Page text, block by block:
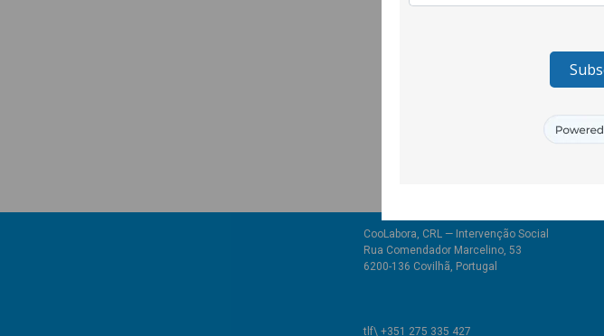
CooLabora, CRL — Intervenção Social
Rua Comendador Marcelino, 53
6200-136 Covilhã, Portugal
tlf\ +351 275 335 427